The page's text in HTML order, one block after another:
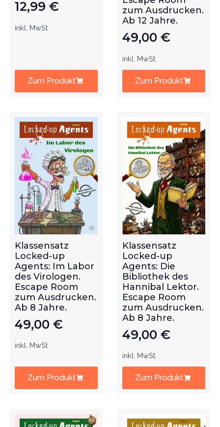
12,99 €
inkl. MwSt.
Zum Produkt
zum Ausdrucken.
Ab 12 Jahre.
49,00 €
inkl. MwSt.
Zum Produkt
Klassensatz
Locked-up
Agents: Im Labor
des Virologen.
Escape Room
zum Ausdrucken.
Ab 8 Jahre.
49,00 €
inkl. MwSt.
Zum Produkt
Klassensatz
Locked-up
Agents: Die
Bibliothek des
Hannibal Lektor.
Escape Room
zum Ausdrucken.
Ab 8 Jahre.
49,00 €
inkl. MwSt.
Zum Produkt